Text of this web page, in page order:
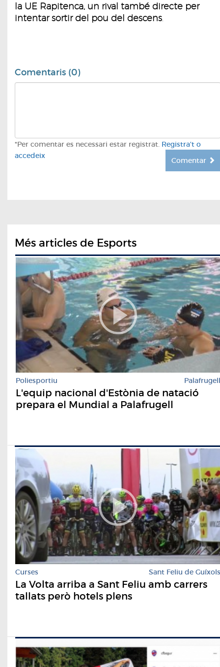
la UE Rapitenca, un rival també directe per
intentar sortir del pou del descens
Comentaris (0)
*Per comentar es necessari estar registrat. Registra't o
accedeix
Comentar
Més articles de Esports
Poliesportiu Palafrugell
L'equip nacional d'Estònia de natació
prepara el Mundial a Palafrugell
Curses Sant Feliu de Guíxols
La Volta arriba a Sant Feliu amb carrers
tallats però hotels plens